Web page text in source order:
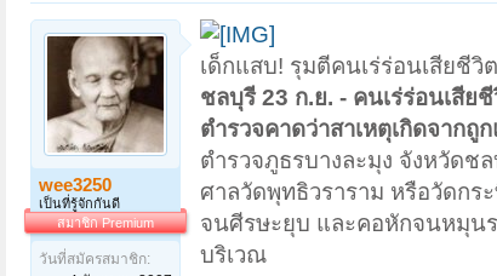
wee3250
เป็นที่รู้จักกันดี
สมาชิก Premium
วันที่สมัครสมาชิก:
เด็กแสบ! รุมตีคนเร่ร่อนเสียชีวิต
ชลบุรี 23 ก.ย. - คนเร่ร่อนเสีย
ตำรวจคาดว่าสาเหตุเกิดจาก
ตำรวจภูธรบางละมุง จังหวัดช
ศาลวัดพุทธิวราราม หรือวัดกร
จนศีรษะยุบ และคอหักจนหมุน
บริเวณ